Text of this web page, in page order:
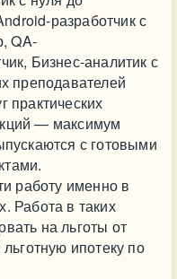
разработчик с
QA-
Бизнес-аналитик с
преподавателей
практических
— максимум
с готовыми
работу именно в
Работа в таких
на льготы от
ипотеку по